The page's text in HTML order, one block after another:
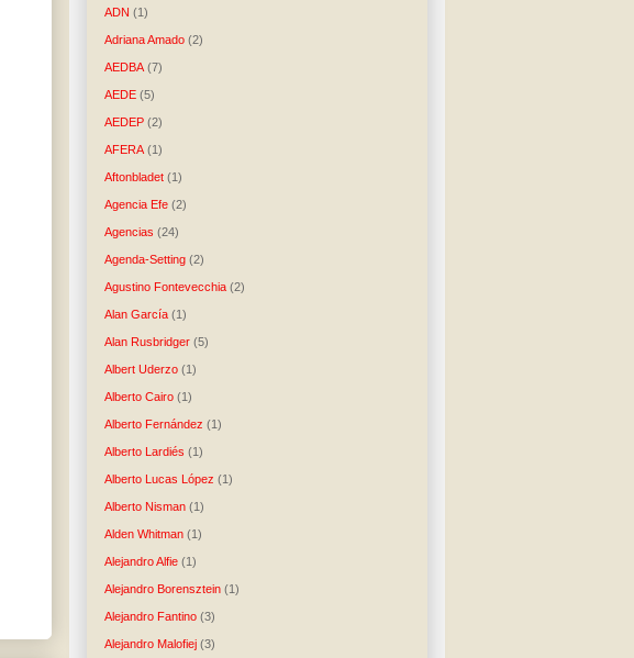
ADN (1)
Adriana Amado (2)
AEDBA (7)
AEDE (5)
AEDEP (2)
AFERA (1)
Aftonbladet (1)
Agencia Efe (2)
Agencias (24)
Agenda-Setting (2)
Agustino Fontevecchia (2)
Alan García (1)
Alan Rusbridger (5)
Albert Uderzo (1)
Alberto Cairo (1)
Alberto Fernández (1)
Alberto Lardiés (1)
Alberto Lucas López (1)
Alberto Nisman (1)
Alden Whitman (1)
Alejandro Alfie (1)
Alejandro Borensztein (1)
Alejandro Fantino (3)
Alejandro Malofiej (3)